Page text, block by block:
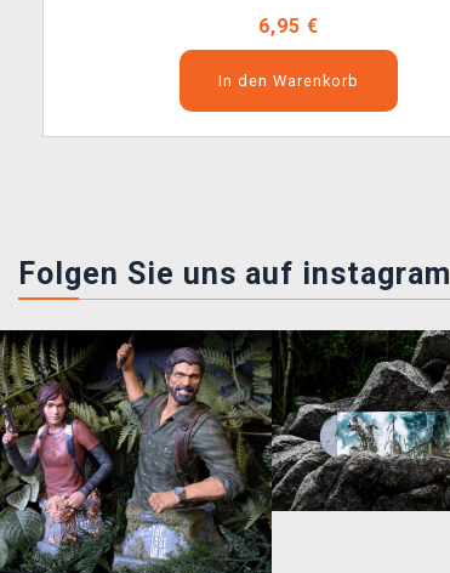
6,95 €
In den Warenkorb
Folgen Sie uns auf instagram